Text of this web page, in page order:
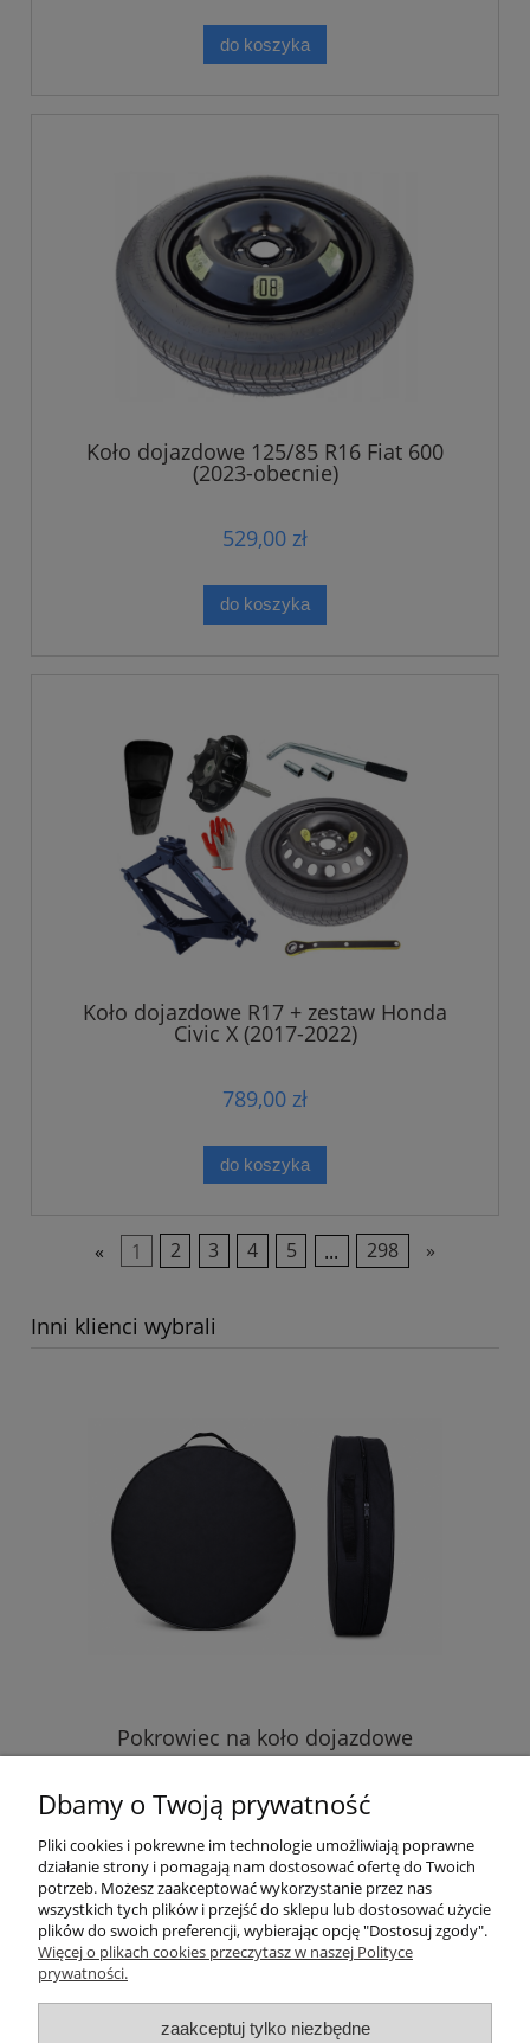
do koszyka
Koło dojazdowe 125/85 R16 Fiat 600
(2023-obecnie)
529,00 zł
do koszyka
Koło dojazdowe R17 + zestaw Honda
Civic X (2017-2022)
789,00 zł
do koszyka
« 1 2 3 4 5 ... 298 »
Inni klienci wybrali
Pokrowiec na koło dojazdowe
49,00 zł
do koszyka
Pomoc
Informacje
Dbamy o Twoją prywatność
Pliki cookies i pokrewne im technologie umożliwiają poprawne
działanie strony i pomagają nam dostosować ofertę do Twoich
potrzeb. Możesz zaakceptować wykorzystanie przez nas
wszystkich tych plików i przejść do sklepu lub dostosować użycie
plików do swoich preferencji, wybierając opcję "Dostosuj zgody".
Więcej o plikach cookies przeczytasz w naszej Polityce
prywatności.
zaakceptuj tylko niezbędne